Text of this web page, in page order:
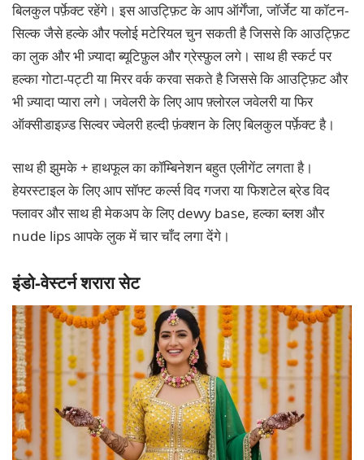
बिलकुल पर्फ़ेक्ट रहेंगे। इस आउट्फ़िट के आप ऑर्गेंजा, जॉर्जेट या कॉटन-
सिल्क जैसे हल्के और फ्लोई मटेरियल चुन सकती है जिससे कि आउट्फ़िट
का लुक और भी ज़्यादा ब्यूटिफ़ुल और ग्रेस्फ़ुल लगे। साथ ही स्कर्ट पर
हल्का गोटा-पट्टी या मिरर वर्क करवा सकते है जिससे कि आउट्फ़िट और
भी ज़्यादा प्यारा लगे। जवेलरी के लिए आप फ़्लोरल जवेलरी या फिर
ऑक्सीडाइज़्ड सिल्वर ज्वेलरी हल्दी फ़ंक्शन के लिए बिलकुल पर्फ़ेक्ट है।
साथ ही झुमके + हाथफूल का कॉम्बिनेशन बहुत एलीगेंट लगता है।
हेयरस्टाइल के लिए आप सॉफ्ट कर्ल्स विद गजरा या फिशटेल ब्रेड विद
फ्लावर और साथ ही मेकअप के लिए dewy base, हल्का ब्लश और
nude lips आपके लुक में चार चाँद लगा देंगे।
इंडो-वेस्टर्न शरारा सेट